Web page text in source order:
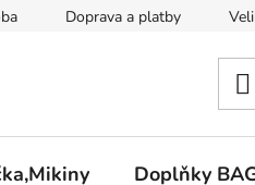
Doprava a platby
Doplňky